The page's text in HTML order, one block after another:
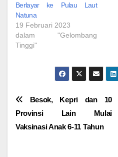
Berlayar ke Pulau Laut
Natuna
19 Februari 2023
dalam "Gelombang
Tinggi"
Navigasi
pos
Besok, Kepri dan 10
Provinsi Lain Mulai
Vaksinasi Anak 6-11 Tahun